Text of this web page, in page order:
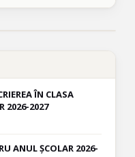
ÎN CLASA
2026-2027
ANUL ȘCOLAR 2026-